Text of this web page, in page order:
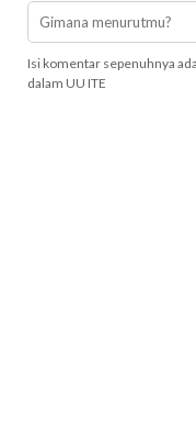
Isi komentar sepenuhnya
dalam UU ITE